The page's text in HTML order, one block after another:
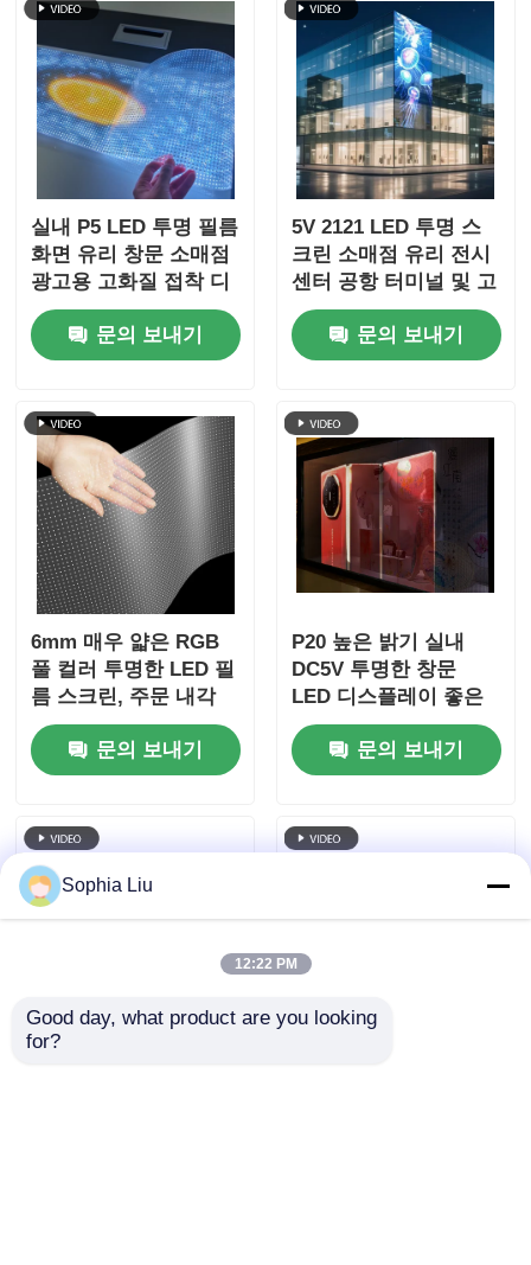
실내 P5 LED 투명 필름
화면 유리 창문 소매점
광고용 고화질 접착 디
스플레이
문의 보내기
5V 2121 LED 투명 스
크린 소매점 유리 전시
센터 공항 터미널 및 고
급 브랜드 쇼케이스를
위한 맑은 디지털 미디
어 디스플레이
문의 보내기
6mm 매우 얇은 RGB
풀 컬러 투명한 LED 필
름 스크린, 주문 내각
차원, 쇼핑 센터 상점
창 상업 광고를 위한 높
은 투명도 가동 가능한
문의 보내기
P20 높은 밝기 실내
DC5V 투명한 창문
LED 디스플레이 좋은
품질 판탈라 LED 투명
한 화면 문의 보내기
Sophia Liu
12:22 PM
Good day, what product are you looking
for?